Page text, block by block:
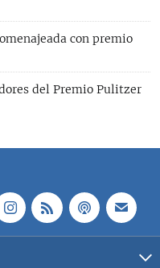
con premio
del Premio Pulitzer